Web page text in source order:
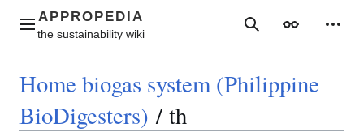
contentMain menu SearchAppearance
Home biogas system (Philippine
BioDigesters) / th